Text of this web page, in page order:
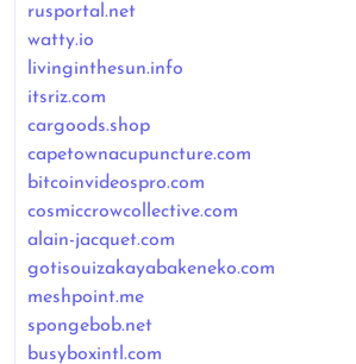
rusportal.net
watty.io
livinginthesun.info
itsriz.com
cargoods.shop
capetownacupuncture.com
bitcoinvideospro.com
cosmiccrowcollective.com
alain-jacquet.com
gotisouizakayabakeneko.com
meshpoint.me
spongebob.net
busyboxintl.com